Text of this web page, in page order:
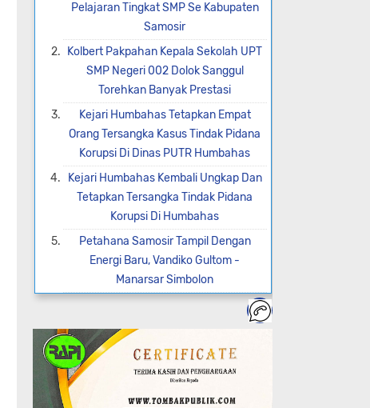
Pelajaran Tingkat SMP Se Kabupaten
Samosir
Kolbert Pakpahan Kepala Sekolah UPT
SMP Negeri 002 Dolok Sanggul
Torehkan Banyak Prestasi
Kejari Humbahas Tetapkan Empat
Orang Tersangka Kasus Tindak Pidana
Korupsi Di Dinas PUTR Humbahas
Kejari Humbahas Kembali Ungkap Dan
Tetapkan Tersangka Tindak Pidana
Korupsi Di Humbahas
Petahana Samosir Tampil Dengan
Energi Baru, Vandiko Gultom -
Manarsar Simbolon